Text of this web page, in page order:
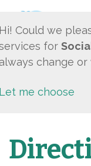
Could we
for
change
me choose